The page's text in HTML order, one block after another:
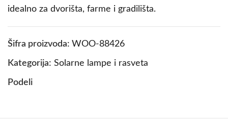
idealno za dvorišta, farme i gradilišta.
Šifra proizvoda: WOO-88426
Kategorija: Solarne lampe i rasveta
Podeli